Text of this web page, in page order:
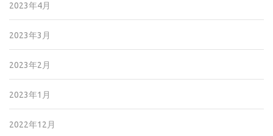
2023年4月
2023年3月
2023年2月
2023年1月
2022年12月